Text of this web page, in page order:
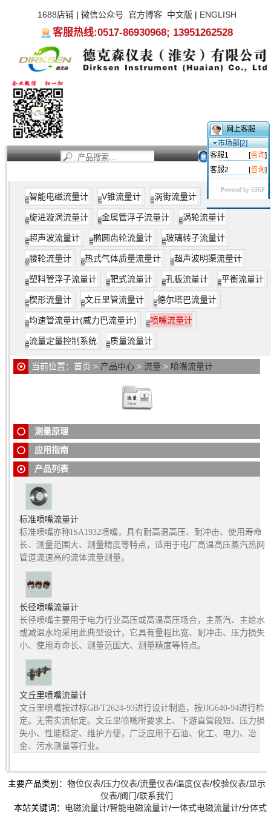
1688店铺| 微信公众号 官方博客 中文版 | ENGLISH
客服热线:0517-86930968; 13951262528
智能电磁流量计 V锥流量计 涡街流量计
旋进漩涡流量计 金属管浮子流量计 涡轮流量计
超声波流量计 椭圆齿轮流量计 玻璃转子流量计
腰轮流量计 热式气体质量流量计 超声波明渠流量计
塑料管浮子流量计 靶式流量计 孔板流量计 平衡流量计
楔形流量计 文丘里管流量计 德尔塔巴流量计
均速管流量计(威力巴流量计) 喷嘴流量计
流量定量控制系统 质量流量计
当前位置： 首页 > 产品中心 > 流量 > 喷嘴流量计
测量原理
喷嘴流量计是当充满管道的流体流经管道内的节流装置时，流
束将在节流装置的节流件处形成局部收缩，从而使流速增加，
静压力低，于是在节流件前后便产生了压力降，即压差，介质
流动的流量越大，在节流件前后产生的压差就越大，所以标准
是以能量守衡定律和流动连续性定律为基准的。智能节流装置
行温度、压力自动补偿的新一代流量计，该孔板流量计采用先
进的微机技术与微功耗新技术，功能强，结构紧凑，操作 简
单，使用方便。
应用指南
是测量流量的差压发生装置，配合各种差压计或差
差压变送器配套使用，可测量液体、蒸汽、气体的流量，广泛
应用于石油、化工、冶金、电力、轻工等部门。
产品列表
标准喷嘴流量计
标准喷嘴亦称ISA1932喷嘴，具有耐高温高压、耐冲击、使用寿命
长、测量范围大、测量精度等特点，适用于电厂高温高压蒸汽热网
管道流速高的流体流量测量。
长径喷嘴流量计
长径喷嘴主要用于电力行业高压或高温高压场合，主蒸汽、主给水
或减温水均采用此典型设计，它具有量程比宽、耐冲击、压力损失
小、使用寿命长、测量范围大、测量精度等特点。
文丘里喷嘴流量计
文丘里喷嘴按过标GB/T2624-93进行设计制造，按JJG640-94进行检
定。无需实流标定。文丘里喷嘴所要求上、下游直管段短、压力损
失小、性能稳定、维护方便，广泛应用于石油、化工、电力、冶
金、污水测量等行业。
主要产品类别： 物位仪表/压力仪表/流量仪表/温度仪表/校验仪表/显示
仪表/阀门/联系我们
本站关键词： 电磁流量计/智能电磁流量计/一体式电磁流量计/分体式
网上客服
市场部[2]
客服1
[咨询]
客服2
[咨询]
Powered by 53KF